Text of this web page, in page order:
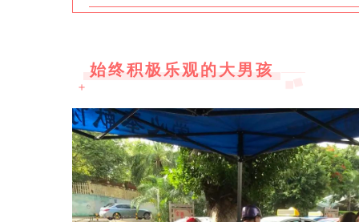
＋
始终积极乐观的大男孩